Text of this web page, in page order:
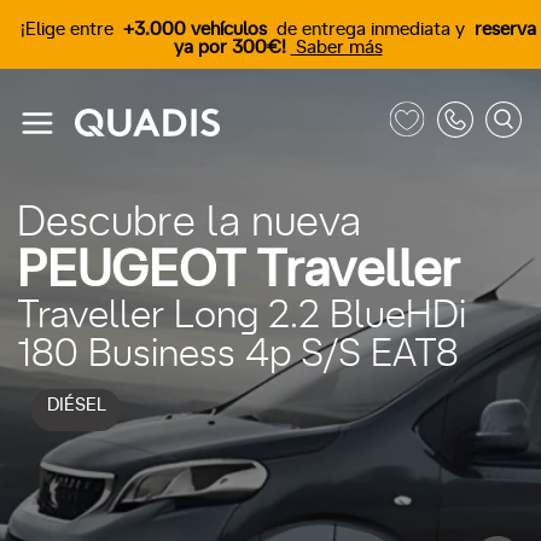
¡Elige entre +3.000 vehículos de entrega inmediata y reserva
ya por 300€! Saber más
Descubre la nueva
PEUGEOT Traveller
DIÉSEL
Traveller Long 2.2 BlueHDi
180 Business 4p S/S EAT8